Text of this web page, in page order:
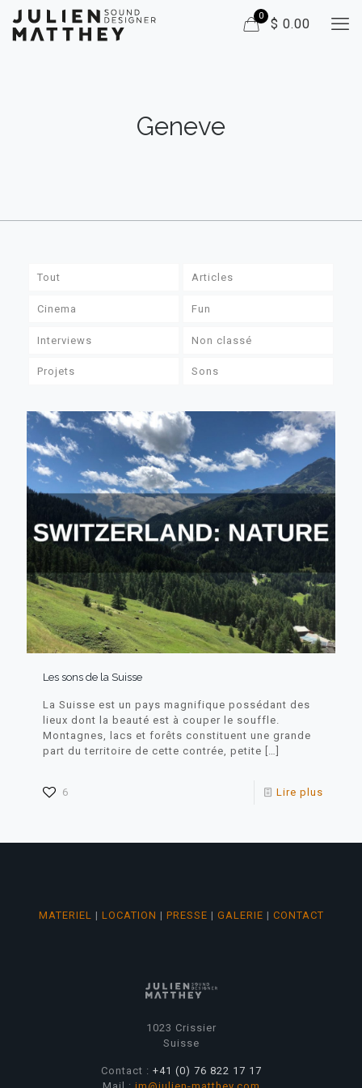
0
$ 0.00
Geneve
Tout Articles
Cinema Fun
Interviews Non classé
Projets Sons
Les sons de la Suisse
La Suisse est un pays magnifique possédant des
lieux dont la beauté est à couper le souffle.
Montagnes, lacs et forêts constituent une grande
part du territoire de cette contrée, petite
6 Lire plus
MATERIEL | LOCATION | PRESSE | GALERIE | CONTACT
1023 Crissier
Suisse
Contact : +41 (0) 76 822 17 17